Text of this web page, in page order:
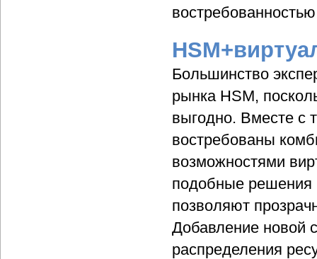
Большинство
рынка HSM,
выгодно. Вместе с
востребованы
возможностями
подобные решения
позволяют
Добавление новой
распределения